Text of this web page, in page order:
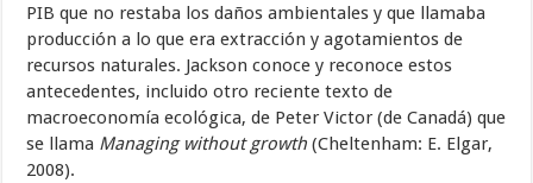
PIB que no restaba los daños ambientales y que llamaba
producción a lo que era extracción y agotamientos de
recursos naturales. Jackson conoce y reconoce estos
antecedentes, incluido otro reciente texto de
macroeconomía ecológica, de Peter Victor (de Canadá) que
se llama Managing without growth(Cheltenham: E. Elgar,
2008).